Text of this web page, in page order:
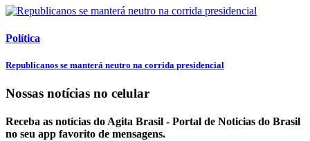
Política
Republicanos se manterá neutro na corrida presidencial
Nossas notícias no celular
Receba as notícias do Agita Brasil - Portal de Noticias do Brasil
no seu app favorito de mensagens.